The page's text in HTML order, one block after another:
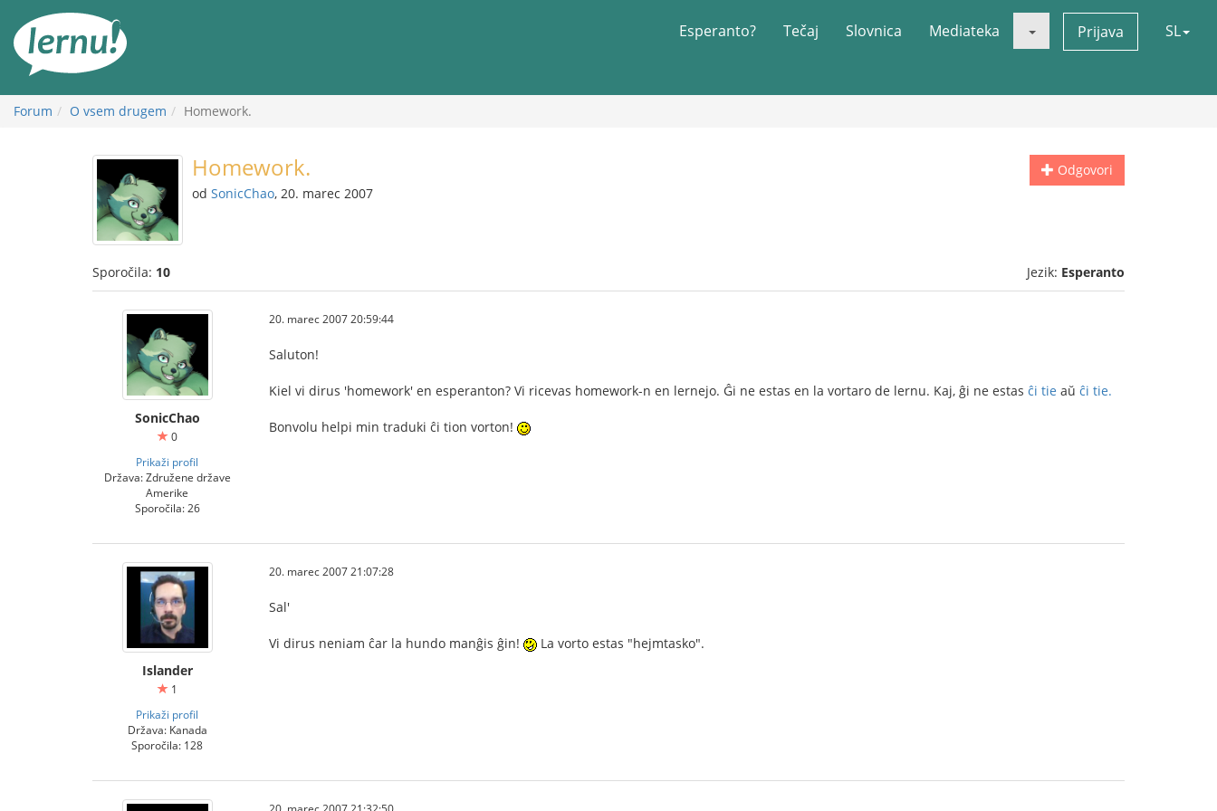
vsebini
Esperanto? Tečaj Slovnica Mediateka Prijava SL
Forum O vsem drugem Homework.
Odgovori
Homework.
od SonicChao, 20. marec 2007
Sporočila: 10 Jezik: Esperanto
SonicChao
0
Prikaži profil
Država: Združene države
Amerike
Sporočila: 26
20. marec 2007 20:59:44
Saluton!
Kiel vi dirus 'homework' en esperanton? Vi ricevas homework-n en lernejo. Ĝi ne estas en la vortaro de lernu. Kaj, ĝi ne estas ĉi tie aŭ ĉi tie.
Bonvolu helpi min traduki ĉi tion vorton!
Islander
1
Prikaži profil
Država: Kanada
Sporočila: 128
20. marec 2007 21:07:28
Sal'
Vi dirus neniam ĉar la hundo manĝis ĝin! La vorto estas "hejmtasko".